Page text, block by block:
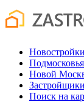
Подмосковья
Новой
Застройщики
Поиск на